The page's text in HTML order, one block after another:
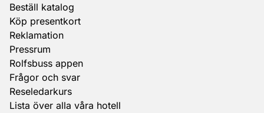
Beställ katalog
Köp presentkort
Reklamation
Pressrum
Rolfsbuss appen
Frågor och svar
Reseledarkurs
Lista över alla våra hotell